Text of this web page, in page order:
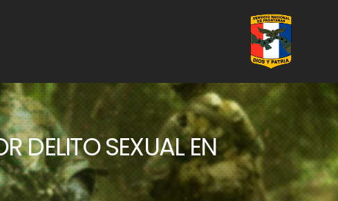
DELITO SEXUAL EN